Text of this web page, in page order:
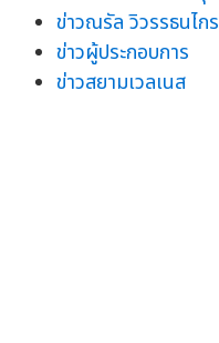
ข่าวณรัล วิวรรธนไกร
ข่าวผู้ประกอบการ
ข่าวสยามเวลเนส